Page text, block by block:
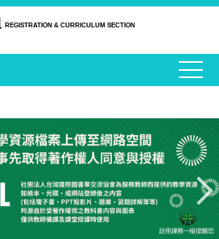
REGISTRATION & CURRICULUM SECTION